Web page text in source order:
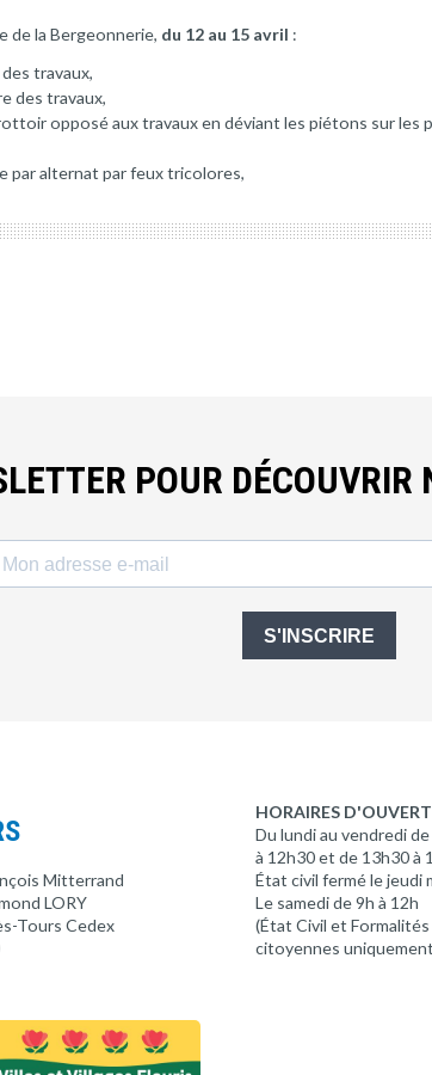
de la Bergeonnerie, du 12 au 15 avril :
travaux,
des travaux,
opposé aux travaux en déviant les piétons sur les
par alternat par feux tricolores,
POUR
S'INSCRIRE
Mitterrand
LORY
Tours Cedex
HORAIRES
Du lundi au vendredi
à 12h30 et de 13h30 à
État civil fermé le jeudi
Le samedi de 9h à 12h
(État Civil et Formalités
citoyennes